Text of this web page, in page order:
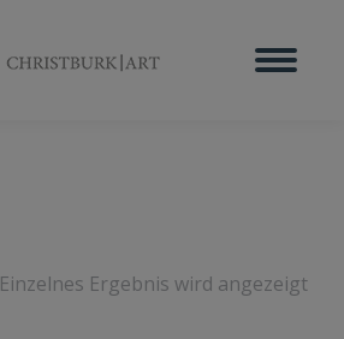
Einzelnes Ergebnis wird angezeigt